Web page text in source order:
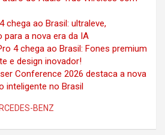
chega ao Brasil: ultraleve,
para a nova era da IA
4 chega ao Brasil: Fones premium
e design inovador!
Conference 2026 destaca a nova
inteligente no Brasil
BENZ